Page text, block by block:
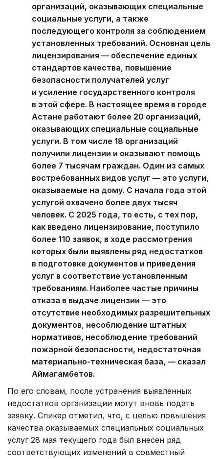
организаций, оказывающих специальные
социальные услуги, а также
последующего контроля за соблюдением
установленных требований. Основная цель
лицензирования — обеспечение единых
стандартов качества, повышение
безопасности получателей услуг
и усиление государственного контроля
в этой сфере. В настоящее время в городе
Астане работают более 20 организаций,
оказывающих специальные социальные
услуги. В том числе 18 организаций
получили лицензии и оказывают помощь
более 7 тысячам граждан. Один из самых
востребованных видов услуг — это услуги,
оказываемые на дому. С начала года этой
услугой охвачено более двух тысяч
человек. С 2025 года, то есть, с тех пор,
как введено лицензирование, поступило
более 110 заявок, в ходе рассмотрения
которых были выявлены ряд недостатков
в подготовке документов и приведения
услуг в соответствие установленным
требованиям. Наиболее частые причины
отказа в выдаче лицензии — это
отсутствие необходимых разрешительных
документов, несоблюдение штатных
нормативов, несоблюдение требований
пожарной безопасности, недостаточная
материально-техническая база, — сказал
Аймагамбетов.
По его словам, после устранения выявленных
недостатков организации могут вновь подать
заявку. Спикер отметил, что, с целью повышения
качества оказываемых специальных социальных
услуг 28 мая текущего года был внесен ряд
соответствующих изменений в совместный